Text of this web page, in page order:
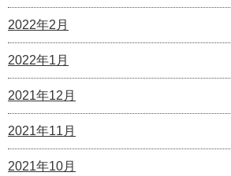
2022年2月
2022年1月
2021年12月
2021年11月
2021年10月